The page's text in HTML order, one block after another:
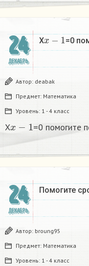
24
ДЕКАБРЬ
X
x−1
=0
Автор: deabak
Предмет: Математика
Уровень: 1 - 4 класс
X =0 помогите
24
ДЕКАБРЬ
Помогите
Автор: broung95
Предмет: Математика
Уровень: 1 - 4 класс